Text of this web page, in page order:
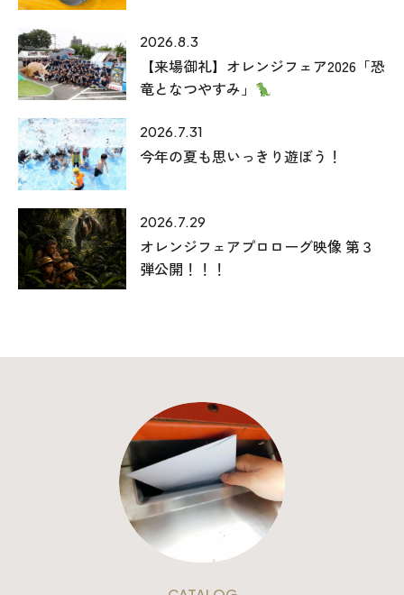
2026.8.3
【来場御礼】オレンジフェア2026「恐
竜となつやすみ」
2026.7.31
今年の夏も思いっきり遊ぼう！
2026.7.29
オレンジフェアプロローグ映像 第３
弾公開！！！